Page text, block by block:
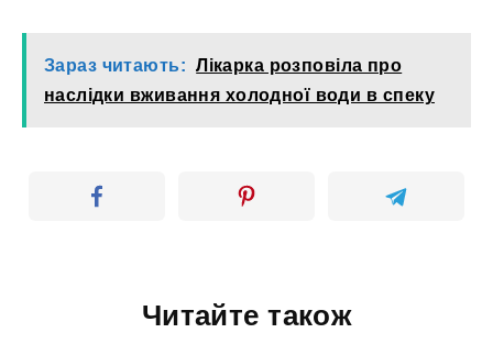
Зараз читають: Лікарка розповіла про
наслідки вживання холодної води в спеку
Читайте також